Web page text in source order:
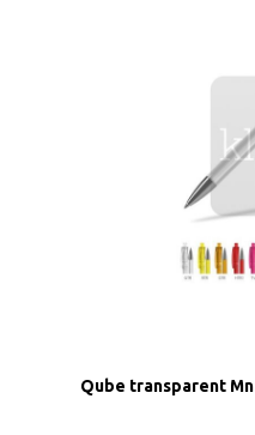
Qube transparent Mn